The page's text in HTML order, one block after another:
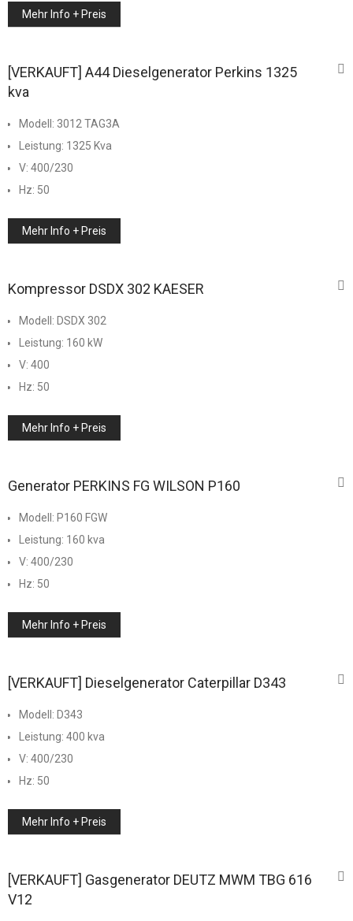
MWM
Mehr Info + Preis
[VERKAUFT] A44 Dieselgenerator Perkins 1325
kva
Modell: 3012 TAG3A
Leistung: 1325 Kva
V: 400/230
Hz: 50
Mehr Info + Preis
Kompressor DSDX 302 KAESER
Modell: DSDX 302
Leistung: 160 kW
V: 400
Hz: 50
Mehr Info + Preis
Generator PERKINS FG WILSON P160
Modell: P160 FGW
Leistung: 160 kva
V: 400/230
Hz: 50
Mehr Info + Preis
[VERKAUFT] Dieselgenerator Caterpillar D343
Modell: D343
Leistung: 400 kva
V: 400/230
Hz: 50
Mehr Info + Preis
[VERKAUFT] Gasgenerator DEUTZ MWM TBG 616
V12